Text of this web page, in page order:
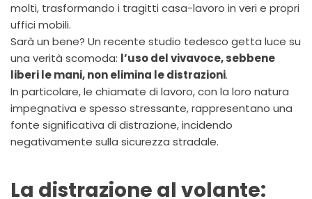
molti, trasformando i tragitti casa-lavoro in veri e propri
uffici mobili.
Sarà un bene? Un recente studio tedesco getta luce su
una verità scomoda: l’uso del vivavoce, sebbene
liberi le mani, non elimina le distrazioni.
In particolare, le chiamate di lavoro, con la loro natura
impegnativa e spesso stressante, rappresentano una
fonte significativa di distrazione, incidendo
negativamente sulla sicurezza stradale.
La distrazione al volante: